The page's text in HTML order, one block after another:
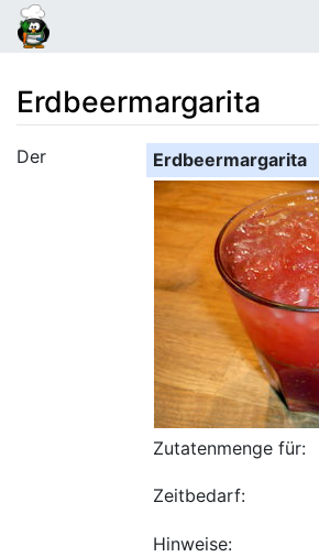
Erdbeermargarita
Wechseln zu: Navigation,Suche
Erdbeermargarita
Zutatenmenge für:
Zeitbedarf:
Hinweise:
Der